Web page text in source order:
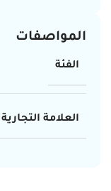
المواصفات
الفئة
العلامة التجارية